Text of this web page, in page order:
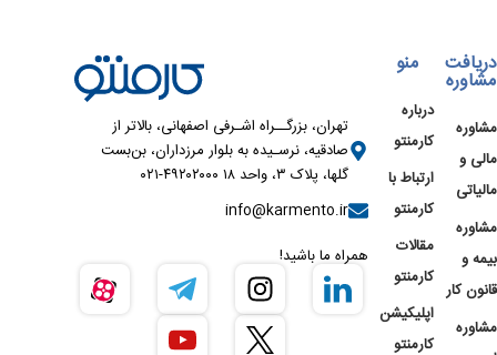
دریافت
مشاوره
مشاوره
مالی و
مالیاتی
مشاوره
بیمه و
قانون کار
مشاوره
منو
درباره
کارمنتو
ارتباط با
کارمنتو
مقالات
کارمنتو
اپلیکیشن
کارمنتو
تهران، بزرگــراه اشـرفی اصفهانی، بالاتر از
صادقیه، نرسـیده به بلوار مرزداران، بن‌بست
گلها، پلاک ۳، واحد ۱۸ ۴۹۲۰۲۰۰۰-۰۲۱
info@karmento.ir
همراه ما باشید!